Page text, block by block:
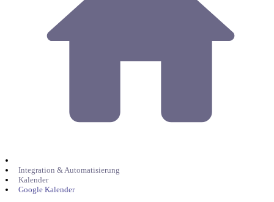
Integration & Automatisierung
Kalender
Google Kalender